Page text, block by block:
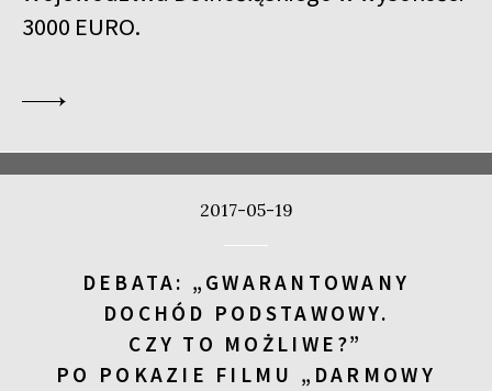
3000 EURO.
2017-05-19
DEBATA: „GWARANTOWANY
DOCHÓD PODSTAWOWY.
CZY TO MOŻLIWE?”
PO POKAZIE FILMU „DARMOWY